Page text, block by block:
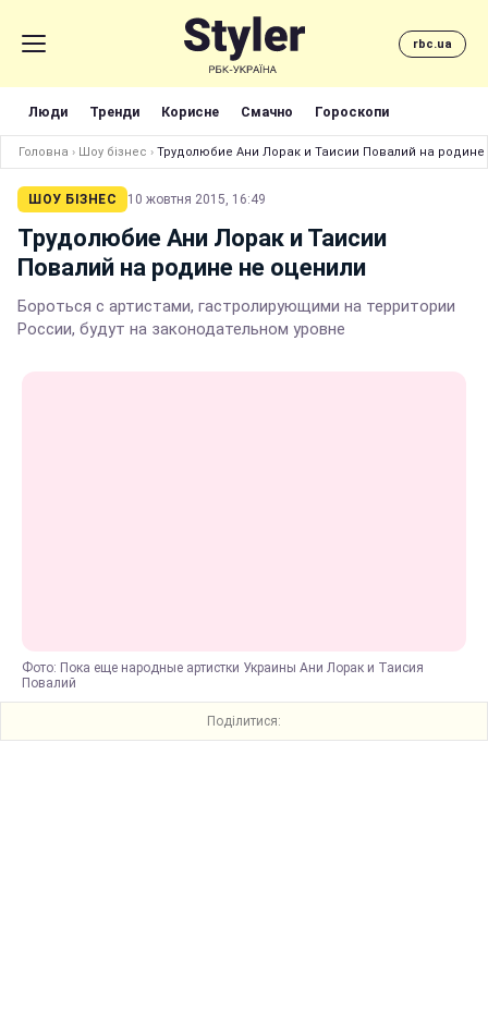
rbc.ua
Люди Тренди Корисне Смачно Гороскопи
Головна › Шоу бізнес › Трудолюбие Ани Лорак и Таисии Повалий на родине
ШОУ БІЗНЕС 10 жовтня 2015, 16:49
Трудолюбие Ани Лорак и Таисии
Повалий на родине не оценили
Бороться с артистами, гастролирующими на территории
России, будут на законодательном уровне
Фото: Пока еще народные артистки Украины Ани Лорак и Таисия
Повалий
Поділитися: